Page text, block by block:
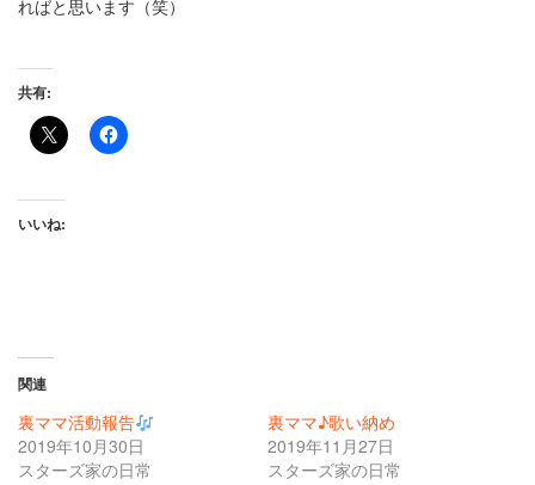
ればと思います（笑）
共有:
いいね:
関連
裏ママ活動報告
2019年10月30日
スターズ家の日常
裏ママ♪歌い納め
2019年11月27日
スターズ家の日常